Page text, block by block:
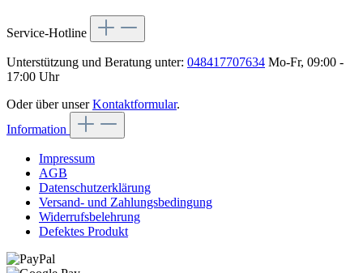
Service-Hotline
Unterstützung und Beratung unter: 048417707634 Mo-Fr, 09:00 -
17:00 Uhr
Oder über unserKontaktformular.
Information
Impressum
AGB
Datenschutzerklärung
Versand- und Zahlungsbedingung
Widerrufsbelehrung
Defektes Produkt